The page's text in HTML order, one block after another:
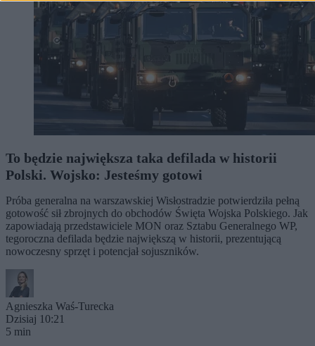
To będzie największa taka defilada w historii
Polski. Wojsko: Jesteśmy gotowi
Próba generalna na warszawskiej Wisłostradzie potwierdziła pełną
gotowość sił zbrojnych do obchodów Święta Wojska Polskiego. Jak
zapowiadają przedstawiciele MON oraz Sztabu Generalnego WP,
tegoroczna defilada będzie największą w historii, prezentującą
nowoczesny sprzęt i potencjał sojuszników.
Agnieszka Waś-Turecka
Dzisiaj 10:21
5 min